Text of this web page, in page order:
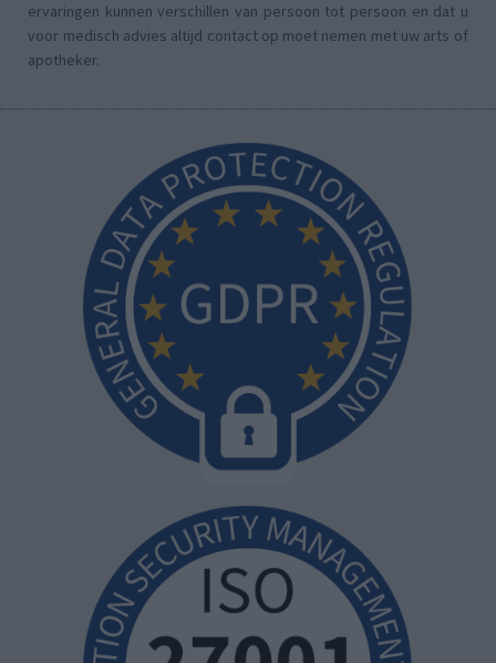
ervaringen kunnen verschillen van persoon tot persoon en dat u
voor medisch advies altijd contact op moet nemen met uw arts of
apotheker.